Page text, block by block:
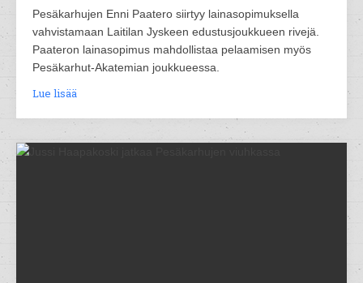
Pesäkarhujen Enni Paatero siirtyy lainasopimuksella
vahvistamaan Laitilan Jyskeen edustusjoukkueen rivejä.
Paateron lainasopimus mahdollistaa pelaamisen myös
Pesäkarhut-Akatemian joukkueessa.
Lue lisää